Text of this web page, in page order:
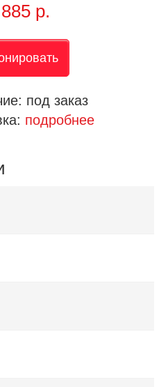
р.
под заказ
подробнее